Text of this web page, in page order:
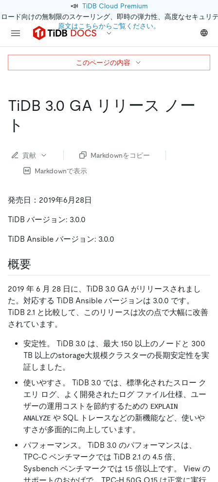
📣 TiDB Cloud Premium
ード向けの無制限のスケーリング、即時の弾力性、高度なセキュリ
原文はこちらからご覧ください。
TiDB 3.0 GA リリース ノー
ト
貢献
Markdownをコピー
Markdownで表示
発売日：2019年6月28日
TiDB バージョン: 3.0.0
TiDB Ansible バージョン: 3.0.0
概要
2019 年 6 月 28 日に、TiDB 3.0 GA がリリースされまし
た。対応する TiDB Ansible バージョンは 3.0.0 です。
TiDB 2.1 と比較して、このリリースは次の点で大幅に改善
されています。
安定性。 TiDB 3.0 は、最大 150 以上のノードと 300
TB 以上のstorage大規模クラスターの長期安定性を実
証しました。
使いやすさ。 TiDB 3.0 では、標準化されたスロー ク
エリ ログ、よく開発されたログ ファイル仕様、ユー
ザーの運用コストを節約するための EXPLAIN
ANALYZE や SQL トレースなどの新機能など、使いや
すさが多面的に向上しています。
パフォーマンス。 TiDB 3.0 のパフォーマンスは、
TPC-C ベンチマークでは TiDB 2.1 の 4.5 倍、
Sysbench ベンチマークでは 1.5 倍以上です。 View の
このページの内容